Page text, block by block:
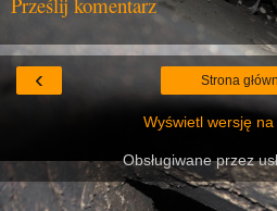
‹ Strona
Wyświetl wersję
Obsługiwane przez